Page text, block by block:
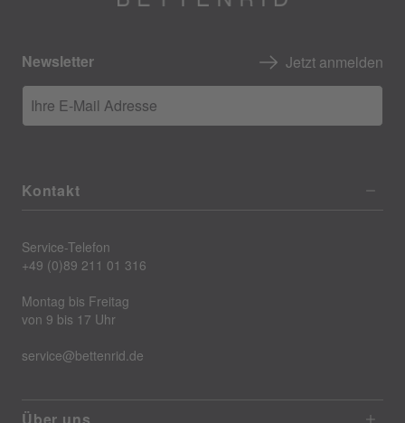
Newsletter Jetzt anmelden
Ihre E-Mail Adresse
Kontakt
Service-Telefon
+49 (0)89 211 01 316
Montag bis Freitag
von 9 bis 17 Uhr
service@bettenrid.de
Über uns